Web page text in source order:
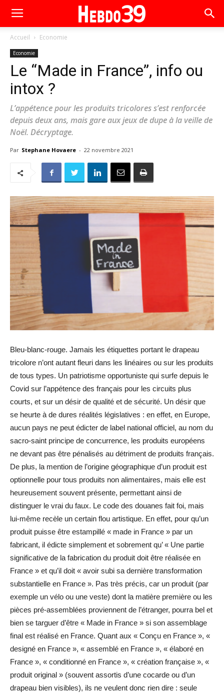
Accueil Economie
Economie
Le “Made in France”, info ou
intox ?
L’appétence pour les produits tricolores s’est renforcée
depuis deux ans, mais gare aux jeux de dupe à la veille de
Noël. Décryptage.
Par Stephane Hovaere - 22 novembre 2021
Bleu-blanc-rouge. Jamais les étiquettes portant le drapeau
tricolore n’ont autant fleuri dans les linéaires ou sur les produits
de tous types. Un patriotisme opportuniste qui surfe depuis le
Covid sur l’appétence des français pour les circuits plus
courts, et sur un désir de qualité et de sécurité. Un désir que
se heurte à de dures réalités législatives : en effet, en Europe,
aucun pays ne peut édicter de label national officiel, au nom du
sacro-saint principe de concurrence, les produits européens
ne devant pas être pénalisés au détriment de produits français.
De plus, la mention de l’origine géographique d’un produit est
optionnelle pour tous produits non alimentaires, mais elle est
heureusement souvent présente, permettant ainsi de
distinguer le vrai du faux. Le code des douanes fait foi, mais
lui-même recèle un certain flou artistique. En effet, pour qu’un
produit puisse être estampillé « made in France » par un
fabricant, il édicte simplement et sobrement qu’ « Une partie
significative de la fabrication du produit doit être réalisée en
France » et qu’il doit « avoir subi sa dernière transformation
substantielle en France ». Pas très précis, car un produit (par
exemple un vélo ou une veste) dont la matière première ou les
pièces pré-assemblées proviennent de l’étranger, pourra bel et
bien se targuer d’être « Made in France » si son assemblage
final est réalisé en France. Quant aux « Conçu en France », «
designé en France », « assemblé en France », « élaboré en
France », « conditionné en France », « création française », «
produit original » (souvent assortis d’une cocarde ou d’un
drapeau bien visibles), ils ne veulent donc rien dire : seule